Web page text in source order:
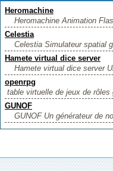
Heromachine
Heromachine Animation
Celestia
Celestia Simulateur spatial
Hamete virtual dice server
Hamete virtual dice server
openrpg
table virtuelle de jeux de
GUNOF
GUNOF Un générateur de